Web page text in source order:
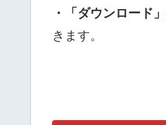
・「ダウンロード」
きます。